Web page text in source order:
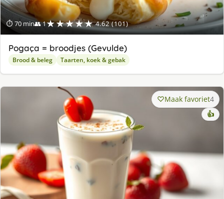
⏱ 70 min👥 1★★★★★ 4.62 (101)
Pogaça = broodjes (Gevulde)
Brood & beleg Taarten, koek & gebak
Maak favoriet4
👍